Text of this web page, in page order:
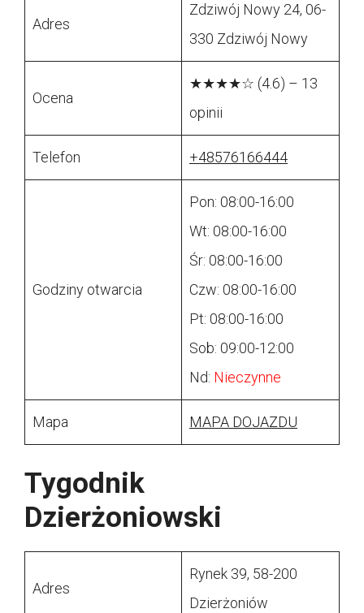
Adres
Zdziwój Nowy 24, 06-
330 Zdziwój Nowy
Ocena
★★★★☆ (4.6) – 13
opinii
Telefon +48576166444
Godziny otwarcia
Pon: 08:00-16:00
Wt: 08:00-16:00
Śr: 08:00-16:00
Czw: 08:00-16:00
Pt: 08:00-16:00
Sob: 09:00-12:00
Nd: Nieczynne
Mapa MAPA DOJAZDU
Tygodnik
Dzierżoniowski
Adres
Rynek 39, 58-200
Dzierżoniów